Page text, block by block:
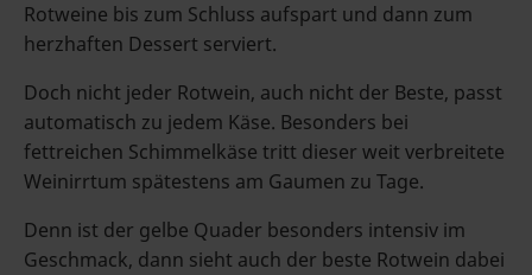
Rotweine bis zum Schluss aufspart und dann zum
herzhaften Dessert serviert.
Doch nicht jeder Rotwein, auch nicht der Beste, passt
automatisch zu jedem Käse. Besonders bei
fettreichen Schimmelkäse tritt dieser weit verbreitete
Weinirrtum spätestens am Gaumen zu Tage.
Denn ist der gelbe Quader besonders intensiv im
Geschmack, dann sieht auch der beste Rotwein dabei